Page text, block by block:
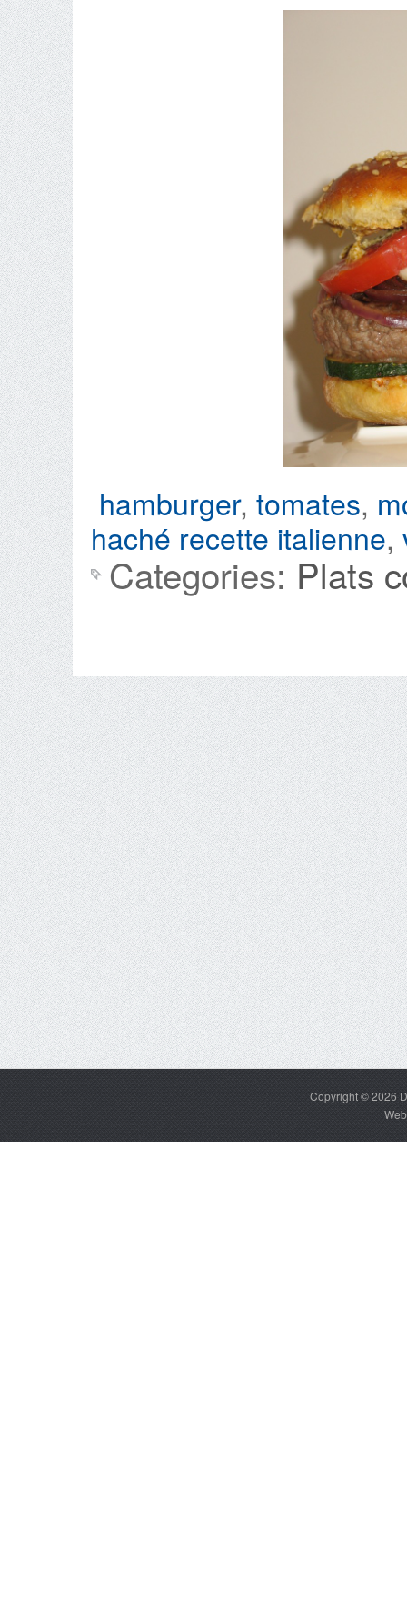
hamburger, tomates,
haché recette italienne,
Categories: Plats
Copyright © 2026